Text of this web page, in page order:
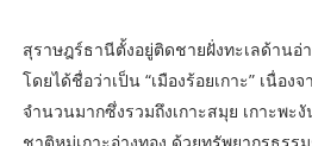
สุราษฎร์ธานีตั้งอยู่ติดชายฝั่งทะเลด้านอ่
โดยได้ชื่อว่าเป็น “เมืองร้อยเกาะ” เนื่อ
จำนวนมากซึ่งรวมถึงเกาะสมุย เกาะพะ